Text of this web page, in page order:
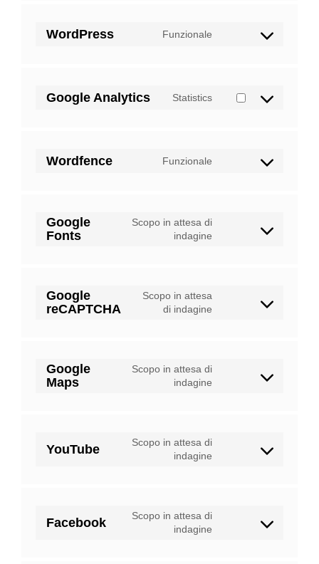
WordPress Funzionale
Consent
Google Analytics Statistics
Consent
analytics
Wordfence Funzionale
Consent
Google
Fonts
Scopo in attesa di
indagine
Consent
Google
reCAPTCHA
Scopo in attesa
di indagine
Consent
recaptcha
Google
Maps
Scopo in attesa di
indagine
Consent
YouTube
Scopo in attesa di
indagine
Consent
Facebook
Scopo in attesa di
indagine
Consent